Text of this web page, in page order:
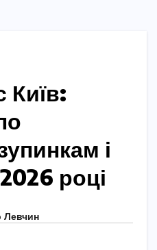
Київ:
і
році
Левчин